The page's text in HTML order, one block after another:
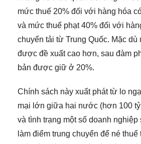
mức thuế 20% đối với hàng hóa
và mức thuế phạt 40% đối với
chuyển tải từ Trung Quốc. Mặc dù
được đề xuất cao hơn, sau đàm
bản được giữ ở 20%.
Chính sách này xuất phát từ lo
mại lớn giữa hai nước (hơn 100
và tình trạng một số doanh
làm điểm trung chuyển để né thuế